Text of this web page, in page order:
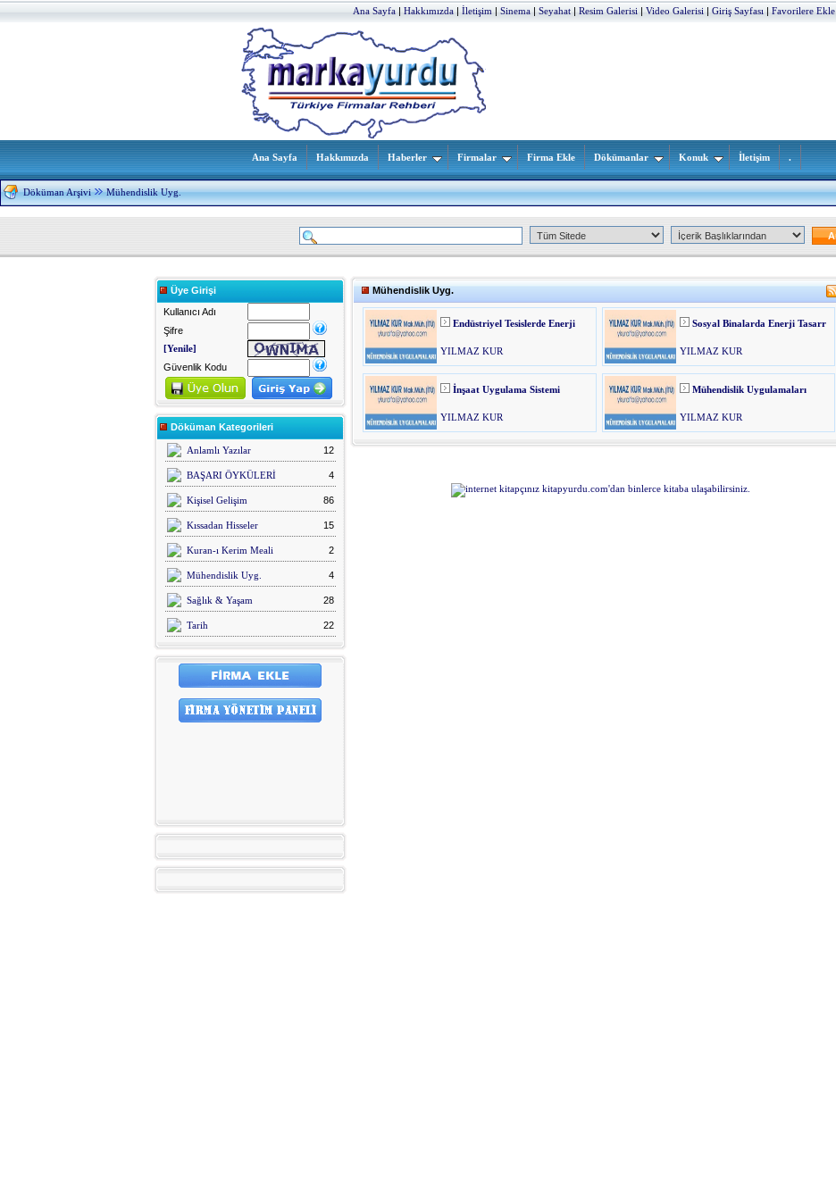
Ana Sayfa|Hakkımızda|İletişim|Sinema|Seyahat|Resim Galerisi|Video Galerisi|Giriş Sayfası|Favorilere Ekle
Ana Sayfa Hakkımızda Haberler Firmalar Firma Ekle Dökümanlar Konuk İletişim .
Döküman Arşivi Mühendislik Uyg.
Üye Girişi
Kullanıcı Adı
Şifre
[Yenile]
Güvenlik Kodu
Döküman Kategorileri
Anlamlı Yazılar 12
BAŞARI ÖYKÜLERİ 4
Kişisel Gelişim 86
Kıssadan Hisseler 15
Kuran-ı Kerim Meali 2
Mühendislik Uyg. 4
Sağlık & Yaşam 28
Tarih 22
Mühendislik Uyg.
Endüstriyel Tesislerde Enerji
YILMAZ KUR
Sosyal Binalarda Enerji Tasarr
YILMAZ KUR
İnşaat Uygulama Sistemi
YILMAZ KUR
Mühendislik Uygulamaları
YILMAZ KUR